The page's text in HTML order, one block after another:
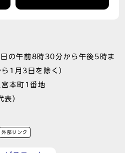
の午前8時30分から午後5時ま
1月3日を除く）
本町1番地
表）
外部リンク